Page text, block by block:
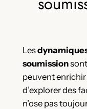
Les
soumission
peuvent
d’explorer des
n’ose pas